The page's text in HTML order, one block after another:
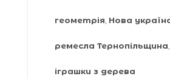
геометрія Нова
ремесла Тернопільщина
іграшки з дерева